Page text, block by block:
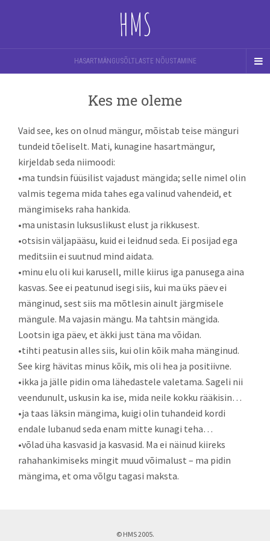
HMS
HASARTMÄNGUSÕLTLASTE NÕUSTAMINE
Kes me oleme
Vaid see, kes on olnud mängur, mõistab teise mänguri
tundeid tõeliselt. Mati, kunagine hasartmängur,
kirjeldab seda niimoodi:
•ma tundsin füüsilist vajadust mängida; selle nimel olin
valmis tegema mida tahes ega valinud vahendeid, et
mängimiseks raha hankida.
•ma unistasin luksuslikust elust ja rikkusest.
•otsisin väljapääsu, kuid ei leidnud seda. Ei posijad ega
meditsiin ei suutnud mind aidata.
•minu elu oli kui karusell, mille kiirus iga panusega aina
kasvas. See ei peatunud isegi siis, kui ma üks päev ei
mänginud, sest siis ma mõtlesin ainult järgmisele
mängule. Ma vajasin mängu. Ma tahtsin mängida.
Lootsin iga päev, et äkki just täna ma võidan.
•tihti peatusin alles siis, kui olin kõik maha mänginud.
See kirg hävitas minus kõik, mis oli hea ja positiivne.
•ikka ja jälle pidin oma lähedastele valetama. Sageli nii
veendunult, uskusin ka ise, mida neile kokku rääkisin…
•ja taas läksin mängima, kuigi olin tuhandeid kordi
endale lubanud seda enam mitte kunagi teha…
•võlad üha kasvasid ja kasvasid. Ma ei näinud kiireks
rahahankimiseks mingit muud võimalust – ma pidin
mängima, et oma võlgu tagasi maksta.
© HMS 2005.